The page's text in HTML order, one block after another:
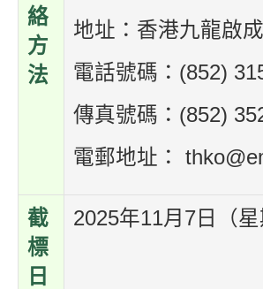
絡
方
法
地址：香港九龍啟
電話號碼：(852)
傳真號碼：(852)
電郵地址：
截
標
日
2025年11月7日（